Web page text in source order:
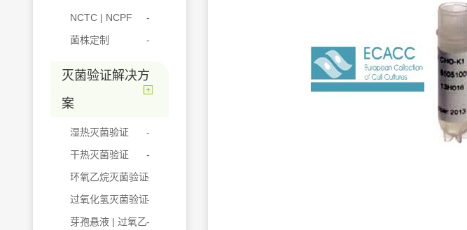
NCTC | NCPF
菌株定制
灭菌验证解决方
案
湿热灭菌验证
干热灭菌验证
环氧乙烷灭菌验证
过氧化氢灭菌验证
芽孢悬液 | 过氧乙